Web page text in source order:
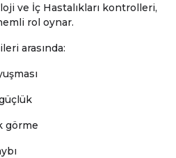
ve İç Hastalıkları kontrolleri,
rol oynar.
arasında:
görme